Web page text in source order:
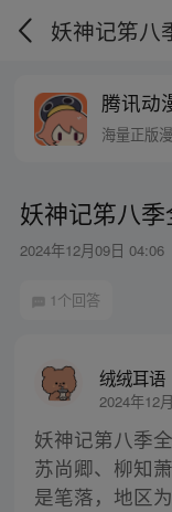
妖神记笫八
腾讯动
海量正版
妖神记笫八季
2024年12月09日 04:06
1个回答
绒绒耳语
2024年12
妖神记第八季
苏尚卿、柳知
是笔落，地区